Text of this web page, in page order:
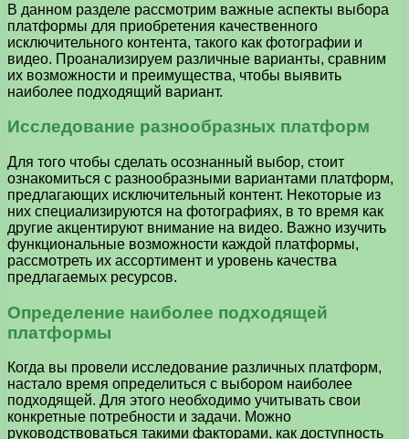
В данном разделе рассмотрим важные аспекты выбора
платформы для приобретения качественного
исключительного контента, такого как фотографии и
видео. Проанализируем различные варианты, сравним
их возможности и преимущества, чтобы выявить
наиболее подходящий вариант.
Исследование разнообразных платформ
Для того чтобы сделать осознанный выбор, стоит
ознакомиться с разнообразными вариантами платформ,
предлагающих исключительный контент. Некоторые из
них специализируются на фотографиях, в то время как
другие акцентируют внимание на видео. Важно изучить
функциональные возможности каждой платформы,
рассмотреть их ассортимент и уровень качества
предлагаемых ресурсов.
Определение наиболее подходящей
платформы
Когда вы провели исследование различных платформ,
настало время определиться с выбором наиболее
подходящей. Для этого необходимо учитывать свои
конкретные потребности и задачи. Можно
руководствоваться такими факторами, как доступность